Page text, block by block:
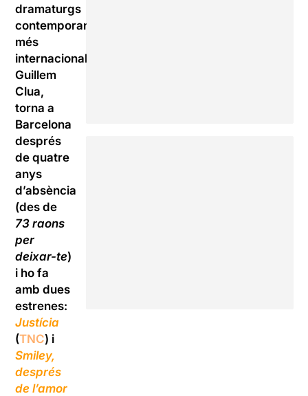
dramaturgs
contemporanis
més
internacionals,
Guillem
Clua,
torna a
Barcelona
després
de quatre
anys
d’absència
(des de
73 raons
per
deixar-te)
i ho fa
amb dues
estrenes:
Justícia
(TNC) i
Smiley,
després
de l’amor